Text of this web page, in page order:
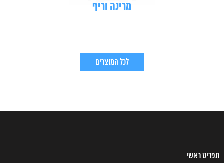
מרינה וריף
לכל המוצרים
תפריט ראשי